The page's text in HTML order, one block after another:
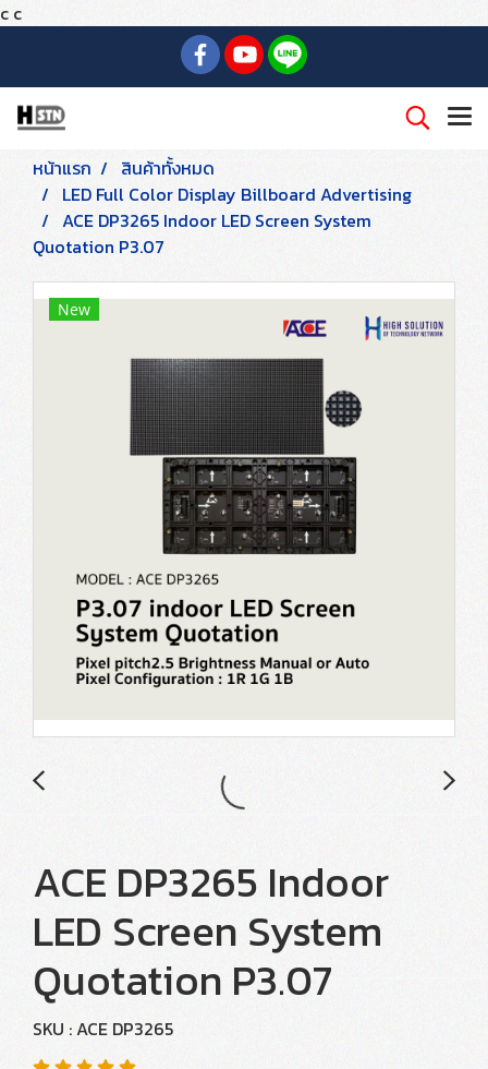
c c
หน้าแรก
สินค้าทั้งหมด
LED Full Color Display Billboard Advertising
ACE DP3265 Indoor LED Screen System
Quotation P3.07
New
ACE DP3265 Indoor
LED Screen System
Quotation P3.07
SKU : ACE DP3265